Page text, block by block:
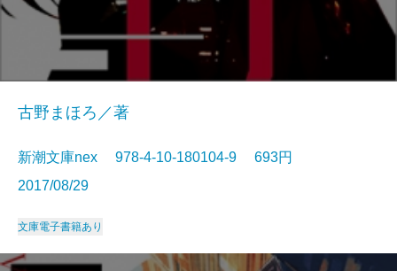
古野まほろ／著
新潮文庫nex 978-4-10-180104-9 693円
2017/08/29
文庫電子書籍あり